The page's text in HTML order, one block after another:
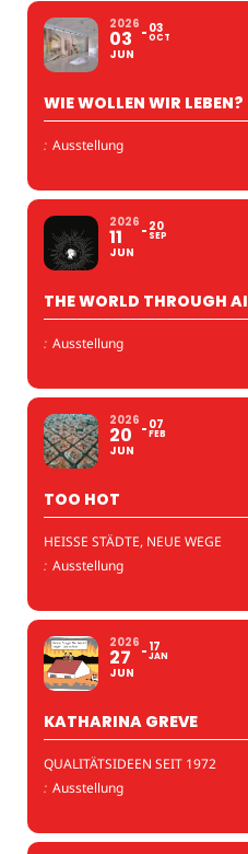
2026
03
JUN
03
OCT
WIE WOLLEN WIR LEBEN?
: Ausstellung
2026
11
JUN
20
SEP
THE WORLD THROUGH AI
: Ausstellung
2026
20
JUN
07
FEB
TOO HOT
HEISSE STÄDTE, NEUE WEGE
: Ausstellung
2026
27
JUN
17
JAN
KATHARINA GREVE
QUALITÄTSIDEEN SEIT 1972
: Ausstellung